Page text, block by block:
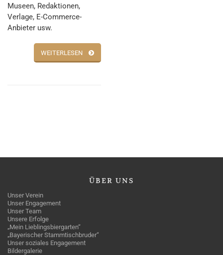
Museen, Redaktionen,
Verlage, E-Commerce-
Anbieter usw.
WEITERLESEN
ÜBER UNS
Unser Verein
Unser Engagement
Unser Team
Unsere Erfolge
„Mein Lieblingsbiergarten“
„Bayerischer Stammtischbruder“
Unser soziales Engagement
Bildergalerie